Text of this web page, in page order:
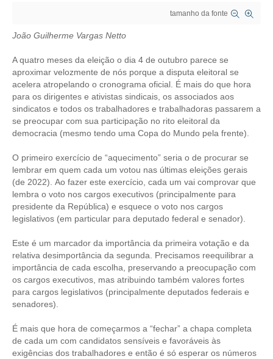
CRESCE BRASIL
CONSELHO TECNOLÓGICO
CONSELHOS ASSESSORES
PERSONALIDADES DA TECNOLOGIA
NÚCLEO DA MULHER ENGENHEIRA
TRANSPARÊNCIA
JURÍDICO
CONSULTORIA
CONTRIBUIÇÕES
tamanho da fonte
João Guilherme Vargas Netto
A quatro meses da eleição o dia 4 de outubro parece se
aproximar velozmente de nós porque a disputa eleitoral se
acelera atropelando o cronograma oficial. É mais do que hora
para os dirigentes e ativistas sindicais, os associados aos
sindicatos e todos os trabalhadores e trabalhadoras passarem a
se preocupar com sua participação no rito eleitoral da
democracia (mesmo tendo uma Copa do Mundo pela frente).
O primeiro exercício de “aquecimento” seria o de procurar se
lembrar em quem cada um votou nas últimas eleições gerais
(de 2022). Ao fazer este exercício, cada um vai comprovar que
lembra o voto nos cargos executivos (principalmente para
presidente da República) e esquece o voto nos cargos
legislativos (em particular para deputado federal e senador).
Este é um marcador da importância da primeira votação e da
relativa desimportância da segunda. Precisamos reequilibrar a
importância de cada escolha, preservando a preocupação com
os cargos executivos, mas atribuindo também valores fortes
para cargos legislativos (principalmente deputados federais e
senadores).
É mais que hora de começarmos a “fechar” a chapa completa
de cada um com candidatos sensíveis e favoráveis às
exigências dos trabalhadores e então é só esperar os números